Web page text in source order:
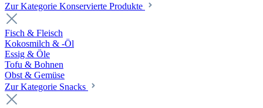
Zur Kategorie Konservierte Produkte
Fisch & Fleisch
Kokosmilch & -Öl
Essig & Öle
Tofu & Bohnen
Obst & Gemüse
Zur Kategorie Snacks